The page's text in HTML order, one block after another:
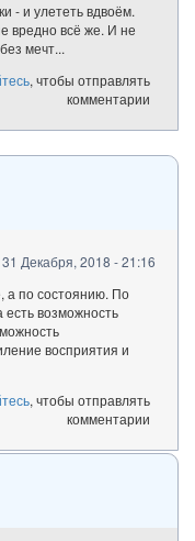
- и улететь вдвоём.
вредно всё же. И не
мечт...
, чтобы отправлять
комментарии
31 Декабря, 2018 - 21:16
а по состоянию. По
есть возможность
восприятия и
, чтобы отправлять
комментарии